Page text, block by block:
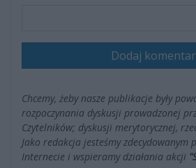
Dodaj
Chcemy, żeby nasze publikacje były
rozpoczynania dyskusji prowadzonej
Czytelników; dyskusji merytorycznej,
Jako redakcja jesteśmy zdecydowanym
Internecie i wspieramy działania akcji